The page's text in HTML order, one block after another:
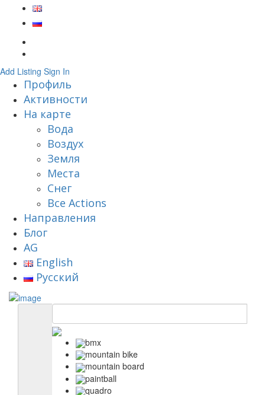
Add Listing Sign In
Профиль
Активности
На карте
Вода
Воздух
Земля
Места
Снег
Все Actions
Направления
Блог
AG
English
Русский
bmx
mountain bike
mountain board
paintball
quadro